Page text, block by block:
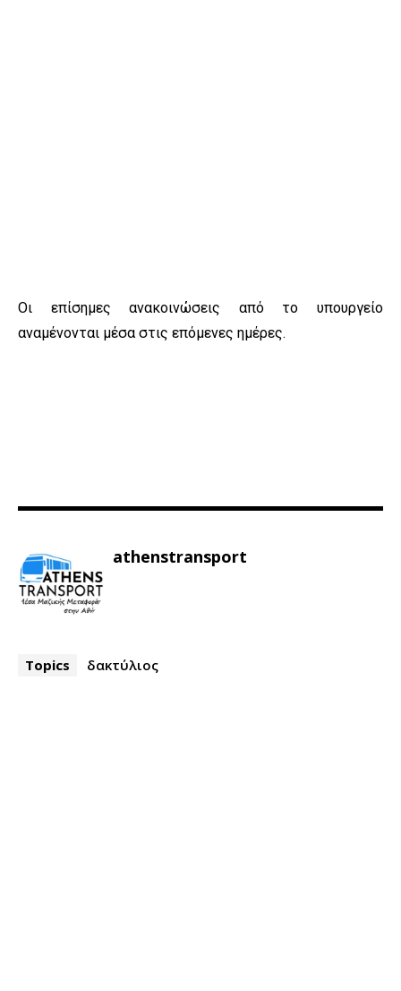
Οι επίσημες ανακοινώσεις από το υπουργείο
αναμένονται μέσα στις επόμενες ημέρες.
athenstransport
Topics δακτύλιος